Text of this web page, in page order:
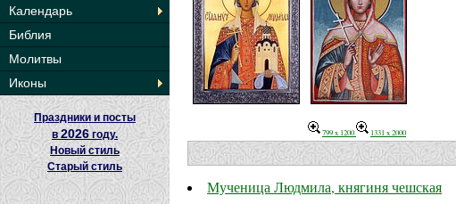
Календарь
Библия
Молитвы
Иконы
Праздники и посты
в2026 году.
Новый стиль
Старый стиль
799 x 1200 1331 x 2000
Мученица Людмила, княгиня чешская